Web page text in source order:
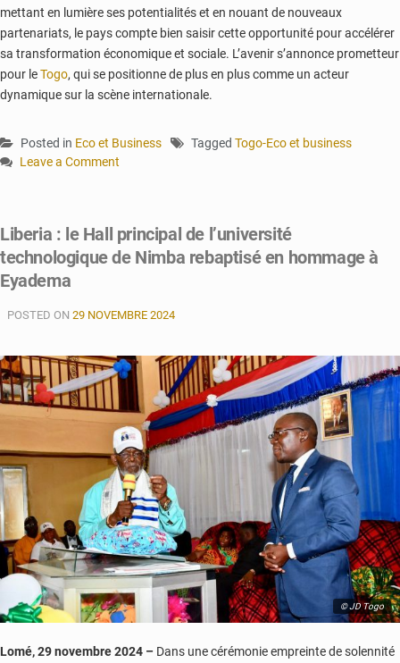
mettant en lumière ses potentialités et en nouant de nouveaux
partenariats, le pays compte bien saisir cette opportunité pour accélérer
sa transformation économique et sociale. L’avenir s’annonce prometteur
pour leTogo, qui se positionne de plus en plus comme un acteur
dynamique sur la scène internationale.
Posted in Eco et Business Tagged Togo-Eco et business
Leave a Comment
se
prépare
à
à
d’Osaka
Liberia : le Hall principal de l’université
technologique de Nimba rebaptisé en hommage à
Eyadema
POSTED ON 29 NOVEMBRE 2024
© JD Togo
Lomé, 29 novembre 2024 – Dans une cérémonie empreinte de solennité